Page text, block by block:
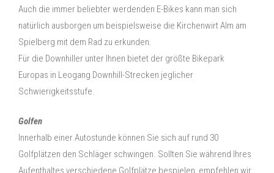
Auch die immer beliebter werdenden E-Bikes kann man sich
natürlich ausborgen um beispielsweise die Kirchenwirt Alm am
Spielberg mit dem Rad zu erkunden.
Für die Downhiller unter Ihnen bietet der größte Bikepark
Europas in Leogang Downhill-Strecken jeglicher
Schwierigkeitsstufe.
Golfen
Innerhalb einer Autostunde können Sie sich auf rund 30
Golfplätzen den Schläger schwingen. Sollten Sie während Ihres
Aufenthaltes verschiedene Golfplätze bespielen, empfehlen wir